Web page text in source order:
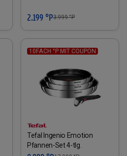
2.199 °P3.999°P
10FACH °P MIT COUPON
Tefal Ingenio Emotion
Pfannen-Set 4-tlg.